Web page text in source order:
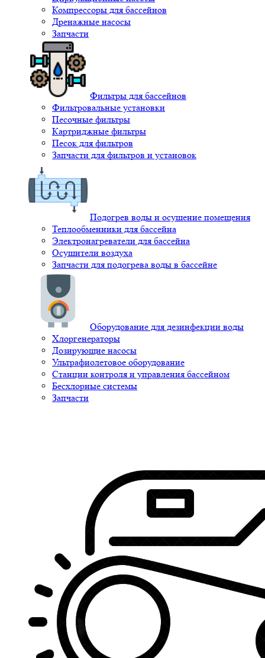
Компрессоры для бассейнов
Дренажные насосы
Запчасти
Фильтры для бассейнов
Фильтровальные установки
Песочные фильтры
Картриджные фильтры
Песок для фильтров
Запчасти для фильтров и установок
Подогрев воды и осушение помещения
Теплообменники для бассейна
Электронагреватели для бассейна
Осушители воздуха
Запчасти для подогрева воды в бассейне
Оборудование для дезинфекции воды
Хлоргенераторы
Дозирующие насосы
Ультрафиолетовое оборудование
Станции контроля и управления бассейном
Бесхлорные системы
Запчасти